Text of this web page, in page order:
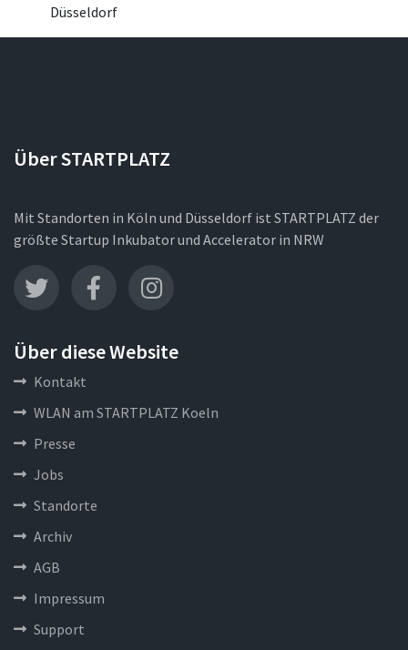
Düsseldorf
Über STARTPLATZ
Mit Standorten in Köln und Düsseldorf ist STARTPLATZ der
größte Startup Inkubator und Accelerator in NRW
Über diese Website
Kontakt
WLAN am STARTPLATZ Koeln
Presse
Jobs
Standorte
Archiv
AGB
Impressum
Support